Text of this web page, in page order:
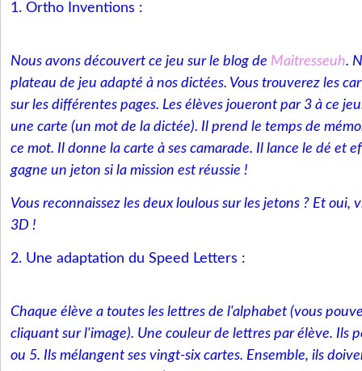
1. Ortho Inventions :
Nous avons découvert ce jeu sur le blog de Maitresseuh.
plateau de jeu adapté à nos dictées. Vous trouverez les
sur les différentes pages. Les élèves joueront par 3 à ce
une carte (un mot de la dictée). Il prend le temps de
ce mot. Il donne la carte à ses camarade. Il lance le dé et
gagne un jeton si la mission est réussie !
Vous reconnaissez les deux loulous sur les jetons ? Et
3D !
2. Une adaptation du Speed Letters :
Chaque élève a toutes les lettres de l'alphabet (vous
cliquant sur l'image). Une couleur de lettres par élève. Ils
ou 5. Ils mélangent ses vingt-six cartes. Ensemble, ils